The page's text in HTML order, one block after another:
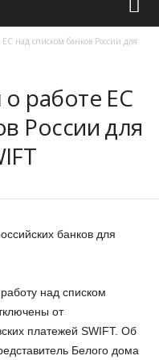
над списком банков России для
работе ЕС
России для
банков для
над списком
от
платежей SWIFT. Об
Белого дома